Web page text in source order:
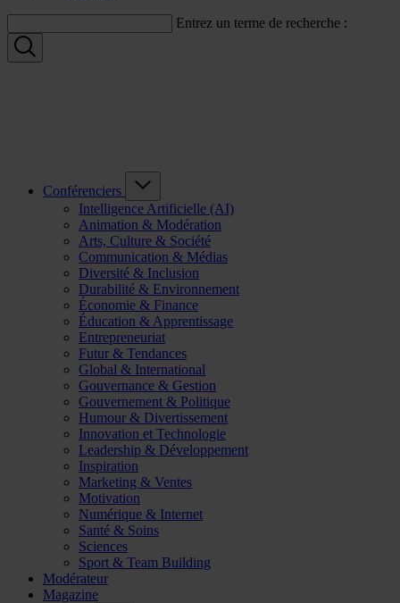
Entrez un terme de recherche :
Conférenciers
Intelligence Artificielle (AI)
Animation & Modération
Arts, Culture & Société
Communication & Médias
Diversité & Inclusion
Durabilité & Environnement
Économie & Finance
Éducation & Apprentissage
Entrepreneuriat
Futur & Tendances
Global & International
Gouvernance & Gestion
Gouvernement & Politique
Humour & Divertissement
Innovation et Technologie
Leadership & Développement
Inspiration
Marketing & Ventes
Motivation
Numérique & Internet
Santé & Soins
Sciences
Sport & Team Building
Modérateur
Magazine